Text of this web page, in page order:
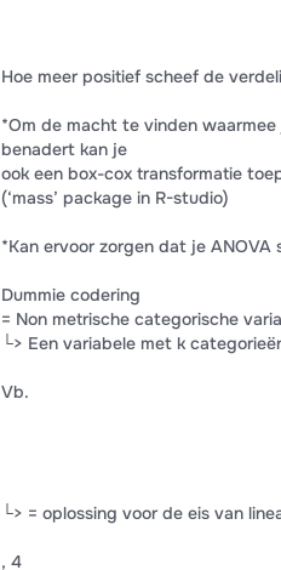
Hoe meer positief scheef de
*Om de macht te vinden
benadert kan je
ook een box-cox transformatie
(‘mass’ package in R-studio)
*Kan ervoor zorgen dat je ANOVA
Dummie codering
= Non metrische categorische
└> Een variabele met k
Vb.
└> = oplossing voor de eis van
, 4